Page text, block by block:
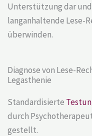
Unterstützung dar
langanhaltende Lese-
überwinden.
Diagnose von Lese-
Legasthenie
Standardisierte
durch
gestellt.